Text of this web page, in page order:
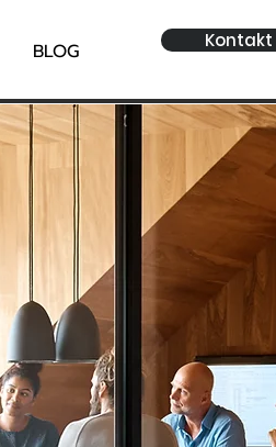
BLOG Kontakt